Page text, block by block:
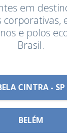
em
corporativas,
e polos
Brasil.
CINTRA - SP
BELÉM